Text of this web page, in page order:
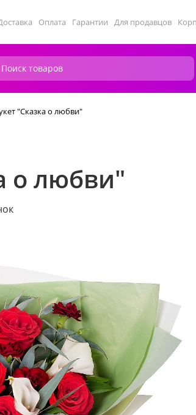
Оплата Гарантии Для продавцов
"Сказка о любви"
о любви"